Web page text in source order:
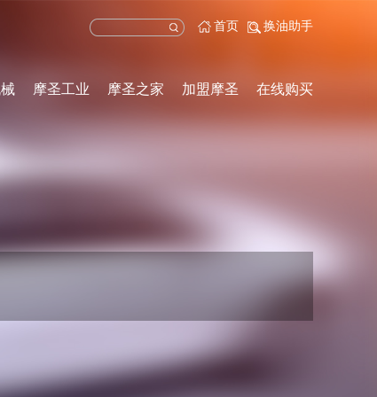
换油助手
首页
摩圣工业 摩圣之家 加盟摩圣 在线购买